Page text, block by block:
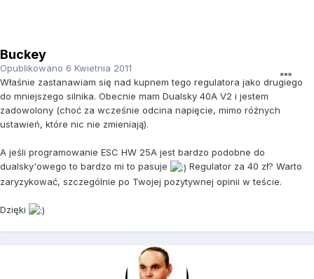
Buckey
Opublikowano 6 Kwietnia 2011
Właśnie zastanawiam się nad kupnem tego regulatora jako drugiego
do mniejszego silnika. Obecnie mam Dualsky 40A V2 i jestem
zadowolony (choć za wcześnie odcina napięcie, mimo różnych
ustawień, które nic nie zmieniają).
A jeśli programowanie ESC HW 25A jest bardzo podobne do
dualsky'owego to bardzo mi to pasuje
Regulator za 40 zł? Warto
zaryzykować, szczególnie po Twojej pozytywnej opinii w teście.
Dzięki